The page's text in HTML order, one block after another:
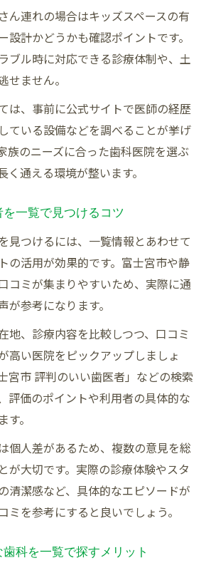
ん連れの場合はキッズスペースの有
設計かどうかも確認ポイントです。
ブル時に対応できる診療体制や、土
せません。
は、事前に公式サイトで医師の経歴
ている設備などを調べることが挙げ
族のニーズに合った歯科医院を選ぶ
く通える環境が整います。
一覧で見つけるコツ
見つけるには、一覧情報とあわせて
の活用が効果的です。富士宮市や静
コミが集まりやすいため、実際に通
が参考になります。
地、診療内容を比較しつつ、口コミ
高い医院をピックアップしましょ
宮市 評判のいい歯医者」などの検索
評価のポイントや利用者の具体的な
。
個人差があるため、複数の意見を総
が大切です。実際の診療体験やスタ
清潔感など、具体的なエピソードが
ミを参考にすると良いでしょう。
科を一覧で探すメリット